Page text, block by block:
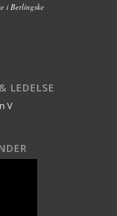
i Berlingske
LEDELSE
V